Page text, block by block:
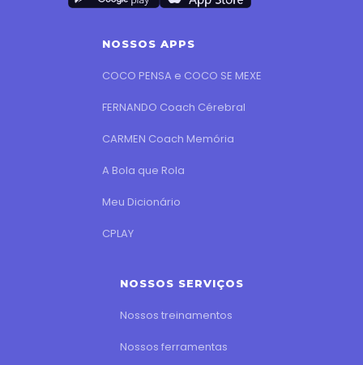
NOSSOS APPS
COCO PENSA e COCO SE MEXE
FERNANDO Coach Cérebral
CARMEN Coach Memória
A Bola que Rola
Meu Dicionário
CPLAY
NOSSOS SERVIÇOS
Nossos treinamentos
Nossos ferramentas